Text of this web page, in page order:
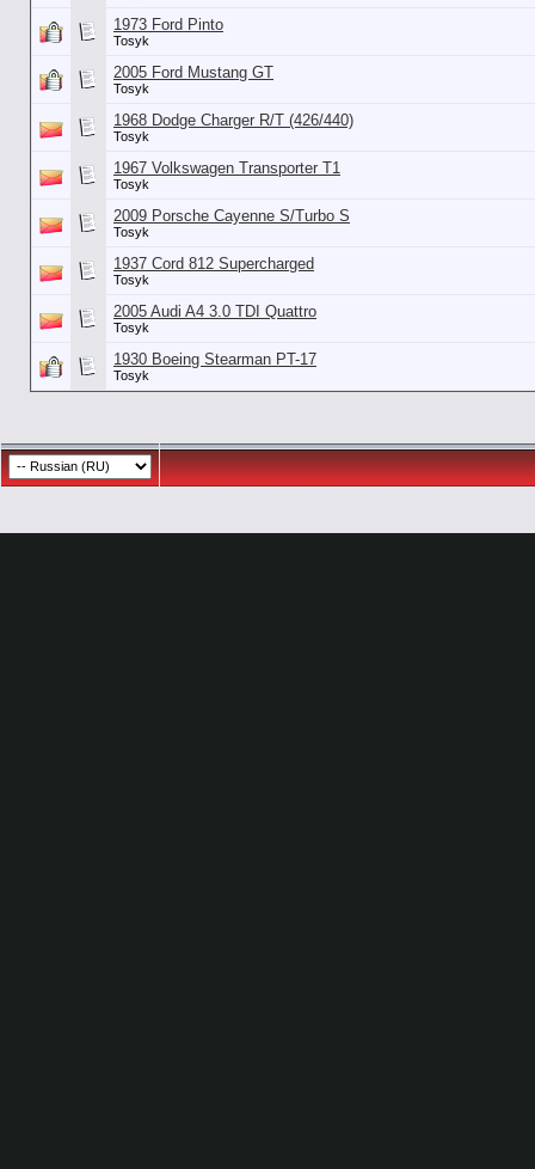
1973 Ford Pinto
Tosyk
2005 Ford Mustang GT
Tosyk
1968 Dodge Charger R/T (426/440)
Tosyk
1967 Volkswagen Transporter T1
Tosyk
2009 Porsche Cayenne S/Turbo S
Tosyk
1937 Cord 812 Supercharged
Tosyk
2005 Audi A4 3.0 TDI Quattro
Tosyk
1930 Boeing Stearman PT-17
Tosyk